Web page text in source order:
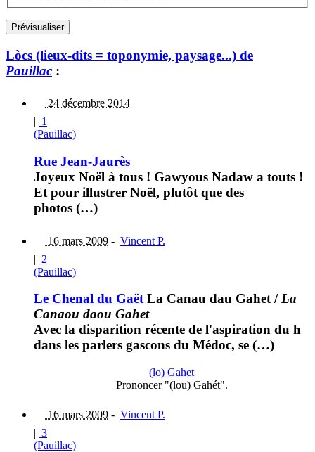
Lòcs (lieux-dits = toponymie, paysage...) de
Pauillac :
24 décembre 2014
| 1
(Pauillac)
Rue Jean-Jaurès
Joyeux Noël à tous ! Gawyous Nadaw a touts !
Et pour illustrer Noël, plutôt que des
photos (…)
16 mars 2009 - Vincent P.
| 2
(Pauillac)
Le Chenal du GaëtLa Canau dau Gahet/La
Canaou daou Gahet
Avec la disparition récente de l'aspiration du h
dans les parlers gascons du Médoc, se (…)
(lo) Gahet
Prononcer "(lou) Gahét".
16 mars 2009 - Vincent P.
| 3
(Pauillac)